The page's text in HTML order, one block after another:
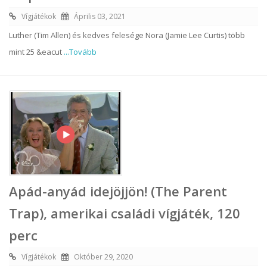
Vígjátékok Április 03, 2021
Luther (Tim Allen) és kedves felesége Nora (Jamie Lee Curtis) több
mint 25 &eacut ...Tovább
Apád-anyád idejöjjön! (The Parent
Trap), amerikai családi vígjáték, 120
perc
Vígjátékok Október 29, 2020